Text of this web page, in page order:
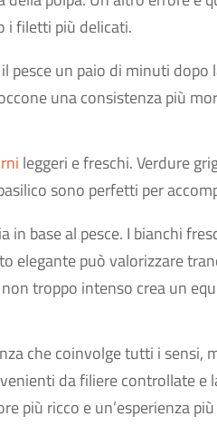
i filetti più delicati.
pesce un paio di minuti
una consistenza più
leggeri e freschi. Verdure
sono perfetti per
in base al pesce. I bianchi
elegante può valorizzare
troppo intenso crea un
che coinvolge tutti i
da filiere controllate
più ricco e un’esperienza